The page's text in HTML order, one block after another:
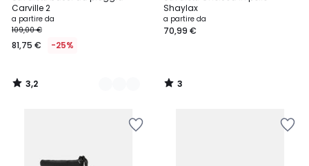
Carville 2
a partire da
109,00 €
81,75 € -25%
3,2
/
Shaylax
a partire da
70,99 €
5
3
/